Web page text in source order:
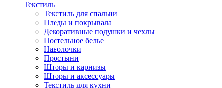
Текстиль
Текстиль для спальни
Пледы и покрывала
Декоративные подушки и чехлы
Постельное белье
Наволочки
Простыни
Шторы и карнизы
Шторы и аксессуары
Текстиль для кухни